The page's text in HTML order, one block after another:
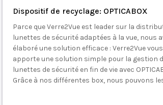
Dispositif de recyclage: OPTICABOX
Parce que Verre2Vue est leader sur la
lunettes de sécurité adaptées à la vue, nous
élaboré une solution efficace : Verre2Vue vous
apporte une solution simple pour la gestion
lunettes de sécurité en fin de vie avec
Grâce à nos différentes box, nous pouvons